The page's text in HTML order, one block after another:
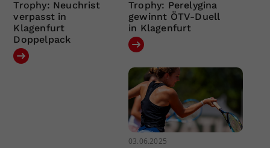
Trophy: Neuchrist
verpasst in
Klagenfurt
Doppelpack
Trophy: Perelygina
gewinnt ÖTV-Duell
in Klagenfurt
03.06.2025